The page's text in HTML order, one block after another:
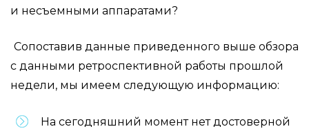
и несъемными аппаратами?
Сопоставив данные приведенного выше обзора
с данными ретроспективной работы прошлой
недели, мы имеем следующую информацию:
На сегодняшний момент нет достоверной